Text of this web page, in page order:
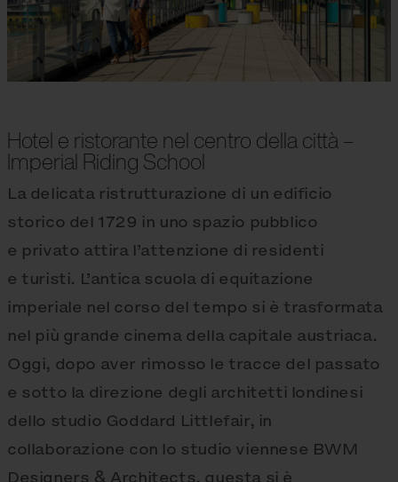
Hotel e ristorante nel centro della città –
Imperial Riding School
La delicata ristrutturazione di un edificio
storico del 1729 in uno spazio pubblico
e privato attira l’attenzione di residenti
e turisti. L’antica scuola di equitazione
imperiale nel corso del tempo si è trasformata
nel più grande cinema della capitale austriaca.
Oggi, dopo aver rimosso le tracce del passato
e sotto la direzione degli architetti londinesi
dello studio Goddard Littlefair, in
collaborazione con lo studio viennese BWM
Designers & Architects, questa si è